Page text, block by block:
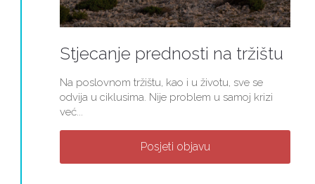
Stjecanje prednosti na tržištu
Na poslovnom tržištu, kao i u životu, sve se
odvija u ciklusima. Nije problem u samoj krizi
već...
Posjeti objavu